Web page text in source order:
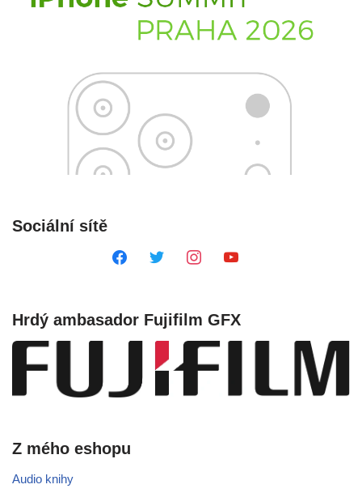
Sociální sítě
Hrdý ambasador Fujifilm GFX
Z mého eshopu
Audio knihy